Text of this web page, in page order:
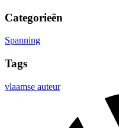
Categorieën
Spanning
Tags
vlaamse auteur